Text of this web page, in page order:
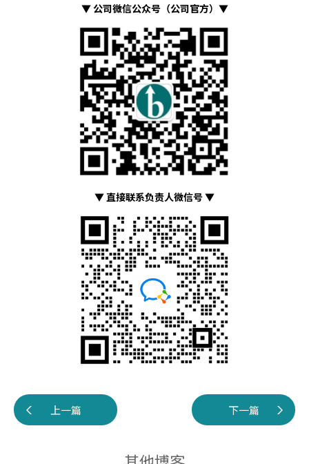
▼ 公司微信公众号（公司官方）▼
▼ 直接联系负责人微信号 ▼
上一篇 下一篇